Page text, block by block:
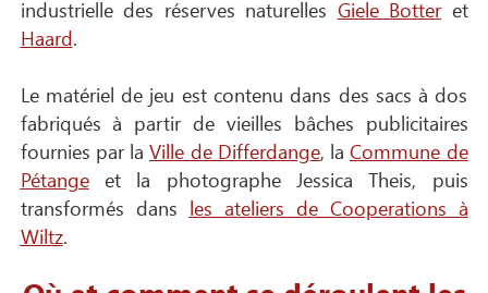
industrielle des réserves naturelles Giele Botteret
Haard.
Le matériel de jeu est contenu dans des sacs à dos
fabriqués à partir de vieilles bâches publicitaires
fournies par laVille de Differdange, laCommune de
Pétangeet la photographe Jessica Theis, puis
transformés dans les ateliers de Cooperations à
Wiltz.